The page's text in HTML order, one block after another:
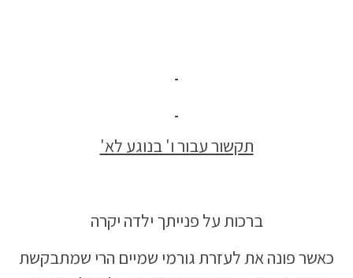
תקשור עבור ו' בנוגע לא'
ברכות על פנייתך ילדה יקרה
כאשר פונה את לעזרת גורמי שמיים הרי שמתבקשת